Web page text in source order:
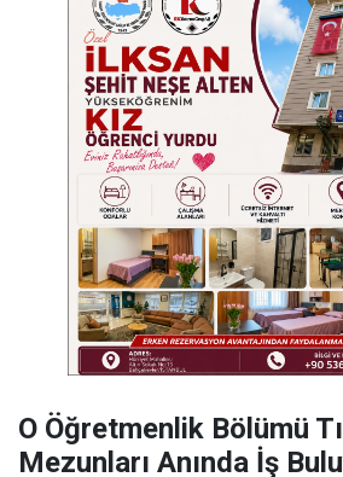
O Öğretmenlik Bölümü
Mezunları Anında İş